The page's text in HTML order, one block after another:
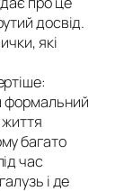
досвід.
які
формальний
багато
час
і де